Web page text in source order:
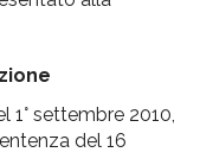
1° settembre 2010,
del 16